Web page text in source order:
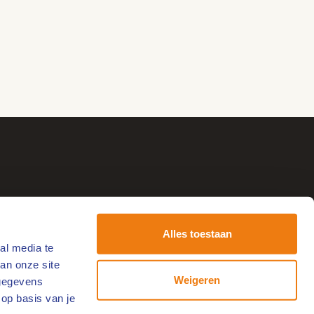
media te
onze site
basis van je
Alles toestaan
Weigeren
de leukste uitjes!